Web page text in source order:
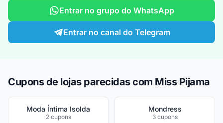
Entrar no grupo do WhatsApp
Entrar no canal do Telegram
Cupons de lojas parecidas com Miss Pijama
Moda Íntima Isolda
2 cupons
Mondress
3 cupons